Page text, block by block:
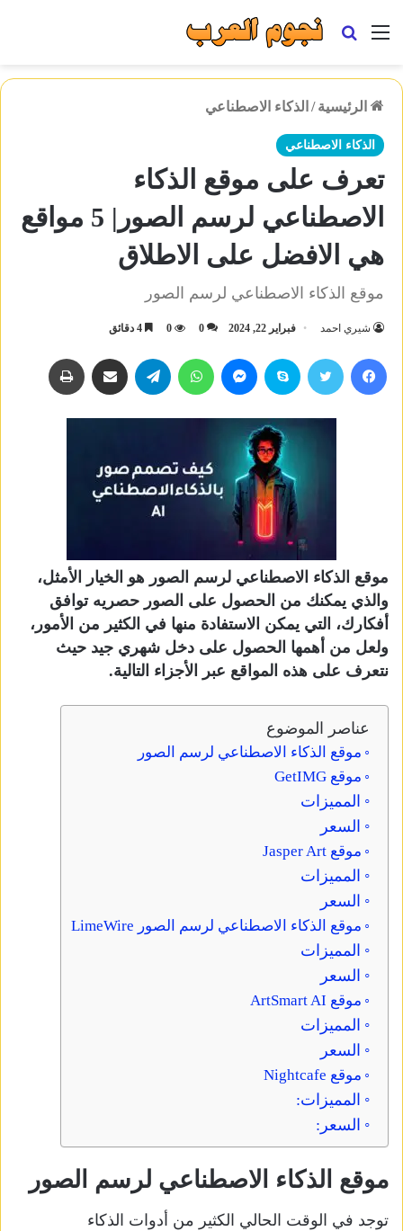
القائمة بحث
الرئيسية / الذكاء الاصطناعي
الذكاء الاصطناعي
تعرف على موقع الذكاء
الاصطناعي لرسم الصور| 5 مواقع
هي الافضل على الاطلاق
موقع الذكاء الاصطناعي لرسم الصور
شيري احمد فبراير 22, 2024 0
0
فيسبوك تويتر سكايب ماسنجر واتساب تيلقرام مشاركة عبر البريد
موقع الذكاء الاصطناعي لرسم الصور هو الخيار الأمثل،
والذي يمكنك من الحصول على الصور حصريه توافق
أفكارك، التي يمكن الاستفادة منها في الكثير من الأمور،
ولعل من أهمها الحصول على دخل شهري جيد حيث
نتعرف على هذه المواقع عبر الأجزاء التالية.
عناصر الموضوع
موقع الذكاء الاصطناعي لرسم الصور
موقع GetIMG
المميزات
السعر
موقع Jasper Art
المميزات
السعر
موقع الذكاء الاصطناعي لرسم الصور LimeWire
المميزات
السعر
موقع ArtSmart AI
المميزات
السعر
موقع Nightcafe
المميزات:
السعر:
موقع الذكاء الاصطناعي لرسم الصور
توجد في الوقت الحالي الكثير من أدوات الذكاء